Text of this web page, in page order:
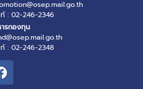
: 02-246-2346
รกองทุน
: 02-246-2348